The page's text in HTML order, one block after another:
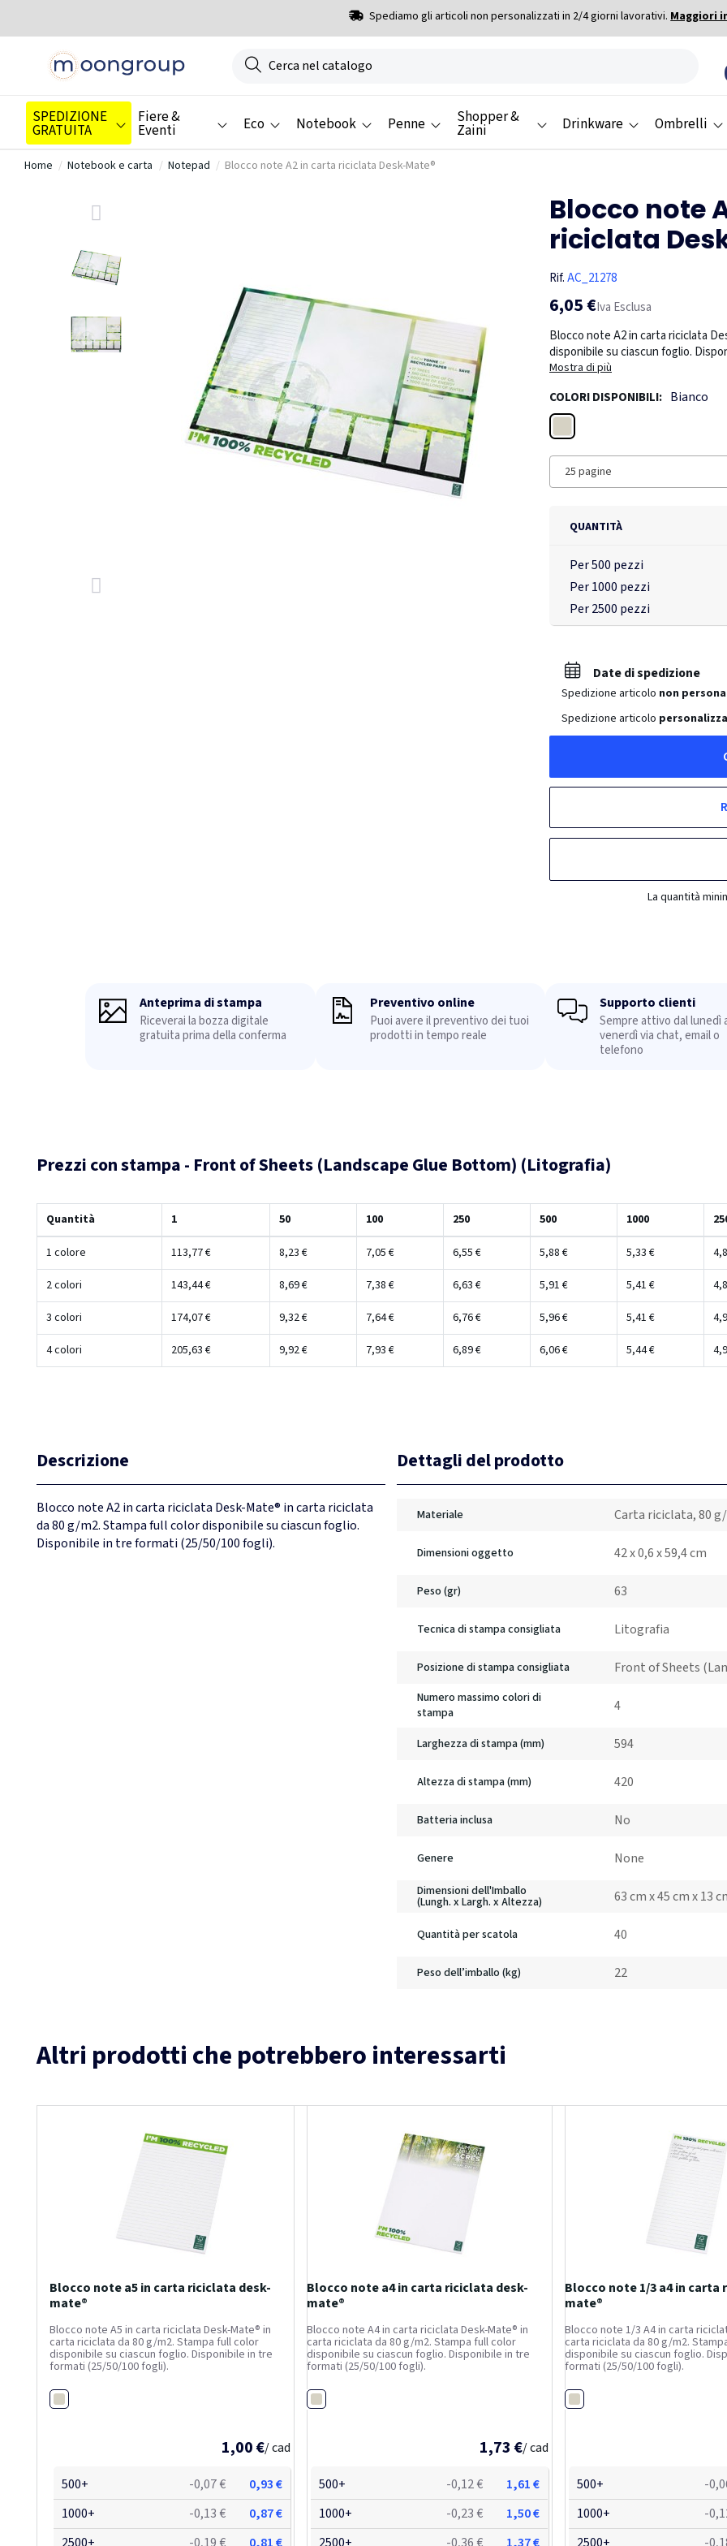
Spediamo gli articoli non personalizzati in 2/4 giorni lavorativi.Maggiori
SPEDIZIONE
GRATUITA
Fiere &
Eventi Eco Notebook Penne Shopper &
Zaini Drinkware Ombrelli
Home Notebook e carta Notepad Blocco note A2 in carta riciclata Desk-Mate®
Blocco note
riciclata
Rif.AC_21278
6,05 €Iva Esclusa
Blocco note A2 in carta riciclata
disponibile su ciascun foglio.
Mostra di più
COLORI DISPONIBILI: Bianco
25 pagine
QUANTITÀ
Per 500 pezzi
Per 1000 pezzi
Per 2500 pezzi
Date di spedizione
Spedizione articolo non
Spedizione articolo
La quantità
Anteprima di stampa
Riceverai la bozza digitale
gratuita prima della conferma
Preventivo online
Puoi avere il preventivo dei tuoi
prodotti in tempo reale
Supporto clienti
Sempre attivo dal lunedì
venerdì via chat, email o
telefono
Prezzi con stampa - Front of Sheets (Landscape Glue Bottom) (Litografia)
Quantità 1 50 100 250 500 1000
1 colore 113,77 € 8,23 € 7,05 € 6,55 € 5,88 € 5,33 €
2 colori
143,44 € 8,69 € 7,38 € 6,63 € 5,91 € 5,41 €
3 colori
174,07 € 9,32 € 7,64 € 6,76 € 5,96 € 5,41 €
4 colori
205,63 € 9,92 € 7,93 € 6,89 € 6,06 € 5,44 €
Descrizione
Blocco note A2 in carta riciclata Desk-Mate® in carta riciclata
da 80 g/m2. Stampa full color disponibile su ciascun foglio.
Disponibile in tre formati (25/50/100 fogli).
Dettagli del prodotto
Materiale Carta riciclata, 80
Dimensioni oggetto 42 x 0,6 x 59,4 cm
Peso (gr) 63
Tecnica di stampa consigliata Litografia
Posizione di stampa consigliata Front of Sheets
Numero massimo colori di
stampa
4
Larghezza di stampa (mm) 594
Altezza di stampa (mm) 420
Batteria inclusa No
Genere None
Dimensioni dell'Imballo
(Lungh. x Largh. x Altezza) 63 cm x 45 cm x 13
Quantità per scatola 40
Peso dell’imballo (kg) 22
Altri prodotti che potrebbero interessarti
Blocco note a5 in carta riciclata desk-
mate®
Blocco note A5 in carta riciclata Desk-Mate® in
carta riciclata da 80 g/m2. Stampa full color
disponibile su ciascun foglio. Disponibile in tre
formati (25/50/100 fogli).
Bianco
1,00 €/ cad
500+ -0,07 €
0,93 €
1000+
-0,13 €
0,87 €
Blocco note a4 in carta riciclata desk-
mate®
Blocco note A4 in carta riciclata Desk-Mate® in
carta riciclata da 80 g/m2. Stampa full color
disponibile su ciascun foglio. Disponibile in tre
formati (25/50/100 fogli).
Bianco
1,73 €/ cad
500+ -0,12 €
1,61 €
1000+
-0,23 €
1,50 €
Blocco note 1/3 a4 in carta
mate®
Blocco note 1/3 A4 in carta
carta riciclata da 80 g/m2.
disponibile su ciascun foglio.
formati (25/50/100 fogli).
Bianco
500+
-
1000+
-